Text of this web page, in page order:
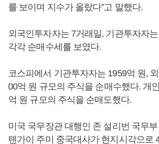
를 보이며 지수가 올랐다”고 말했다.
외국인투자자는 7거래일, 기관투자자는
각각 순매수세를 보였다.
코스피에서 기관투자자는 1959억 원,
00억 원 규모의 주식을 순매수했다. 개
억 원 규모의 주식을 순매도했다.
미국 국무장관 대행인 존 설리번 국무부
톈가이 주미 중국대사가 현지시각으로